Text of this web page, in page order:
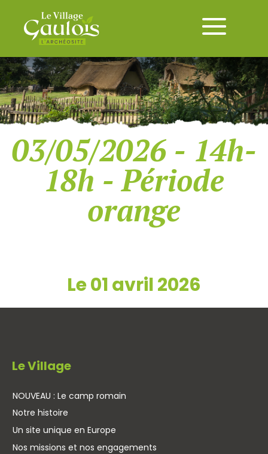
03/05/2026 - 14h-
18h - Période
orange
Le 01 avril 2026
Le Village
NOUVEAU : Le camp romain
Notre histoire
Un site unique en Europe
Nos missions et nos engagements